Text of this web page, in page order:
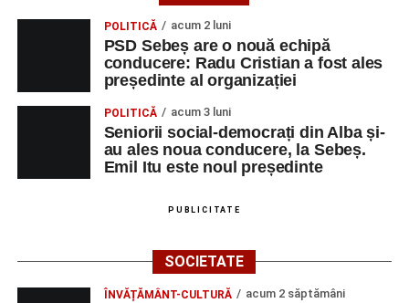
POLITICĂ acum 2 luni
PSD Sebeș are o nouă echipă
conducere: Radu Cristian a fost ales
președinte al organizației
POLITICĂ acum 3 luni
Seniorii social-democrați din Alba și-
au ales noua conducere, la Sebeș.
Emil Itu este noul președinte
PUBLICITATE
SOCIETATE
ÎNVĂȚĂMÂNT-CULTURĂ acum 2 săptămâni